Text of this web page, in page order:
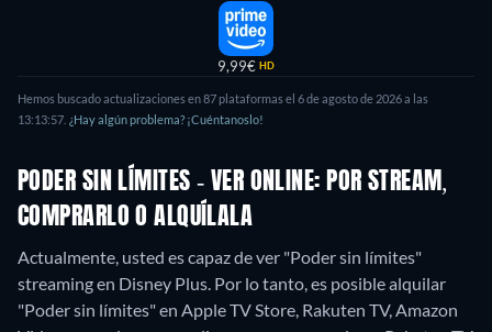
9,99€ HD
Hemos buscado actualizaciones en87plataformas el 6 de agosto de 2026a las
13:13:57 ¿Hay algún problema? ¡Cuéntanoslo!
PODER SIN LÍMITES - VER ONLINE: POR STREAM,
COMPRARLO O ALQUÍLALA
Actualmente, usted es capaz de ver "Poder sin límites"
streaming en Disney Plus. Por lo tanto, es posible alquilar
"Poder sin límites" en Apple TV Store, Rakuten TV, Amazon